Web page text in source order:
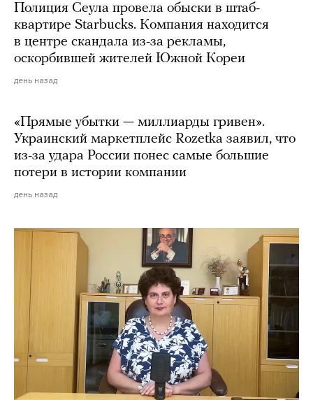
Полиция Сеула провела обыски в штаб-
квартире Starbucks. Компания находится
в центре скандала из-за рекламы,
оскорбившей жителей Южной Кореи
день назад
«Прямые убытки — миллиарды гривен».
Украинский маркетплейс Rozetka заявил, что
из-за удара России понес самые большие
потери в истории компании
день назад